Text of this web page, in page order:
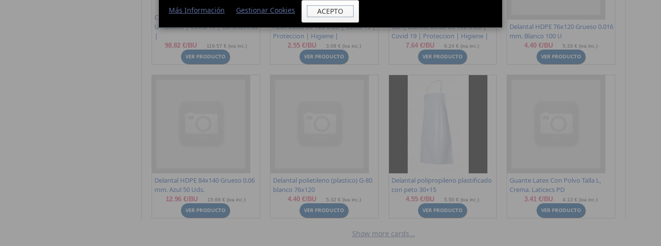
Cofia Acordeon Size 21 Blanca 100
Unidades. | Covid 19 | Coronavirus
|
98.82 €/BU 119.57 € (iva inc.)
Cubrezapato PE, Hecho a Mano
Azul. Bolsa de 100 Uds. | Covid 19 |
Proteccion | Higiene |
2.55 €/BU 3.08 € (iva inc.)
Gsm, Blanco, Bolsa de 100 Uds. |
Covid 19 | Proteccion | Higiene |
7.64 €/BU 9.24 € (iva inc.)
Delantal HDPE 76x120 Grueso 0.016
mm. Blanco 100 U
4.40 €/BU 5.33 € (iva inc.)
Delantal HDPE 84x140 Grueso 0.06
mm. Azul 50 Uds.
12.96 €/BU 15.68 € (iva inc.)
Delantal polietileno (plastico) G-80
blanco 76x120
4.40 €/BU 5.32 € (iva inc.)
Delantal polipropileno plastificado
con peto 30+15
4.55 €/BU 5.50 € (iva inc.)
Guante Latex Con Polvo Talla L,
Crema. Laticecs PD
3.41 €/BU 4.13 € (iva inc.)
Show more cards...
Más Información Gestionar Cookies ACEPTO